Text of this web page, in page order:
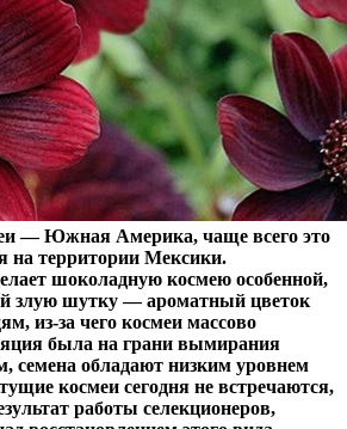
— Южная Америка, чаще всего это
на территории Мексики.
шоколадную космею особенной,
злую шутку — ароматный цветок
из-за чего космеи массово
была на грани вымирания
семена обладают низким уровнем
космеи сегодня не встречаются,
работы селекционеров,